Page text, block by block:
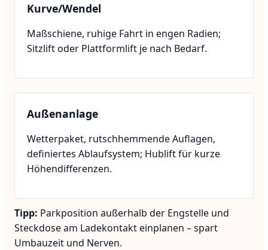
Kurve/Wendel
Maßschiene, ruhige Fahrt in engen Radien;
Sitzlift oder Plattformlift je nach Bedarf.
Außenanlage
Wetterpaket, rutschhemmende Auflagen,
definiertes Ablaufsystem; Hublift für kurze
Höhendifferenzen.
Tipp: Parkposition außerhalb der Engstelle und
Steckdose am Ladekontakt einplanen – spart
Umbauzeit und Nerven.